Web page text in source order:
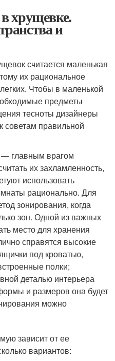
хрущевке.
и
считается маленькая
их рациональное
Чтобы в маленькой
предметы
тесноты дизайнеры
советам правильной
главным врагом
их захламленность,
использовать
рационально. Для
зонирования, когда
зон. Одной из важных
место для хранения
справятся высокие
под кроватью,
полки;
деталью интерьера
и размеров она будет
можно
зависит от ее
вариантов: